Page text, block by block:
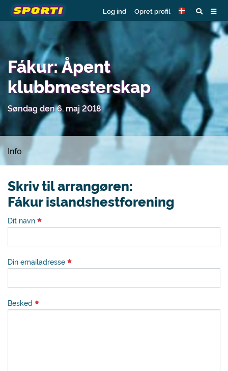
Log ind Opret profil
Fákur: Åpent
klubbmesterskap
Søndag den 6. maj 2018
Info
Skriv til arrangøren:
Fákur islandshestforening
Dit navn
Din emailadresse
Besked